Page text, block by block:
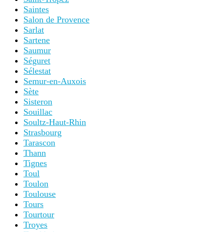
Saintes
Salon de Provence
Sarlat
Sartene
Saumur
Séguret
Sélestat
Semur-en-Auxois
Sète
Sisteron
Souillac
Soultz-Haut-Rhin
Strasbourg
Tarascon
Thann
Tignes
Toul
Toulon
Toulouse
Tours
Tourtour
Troyes